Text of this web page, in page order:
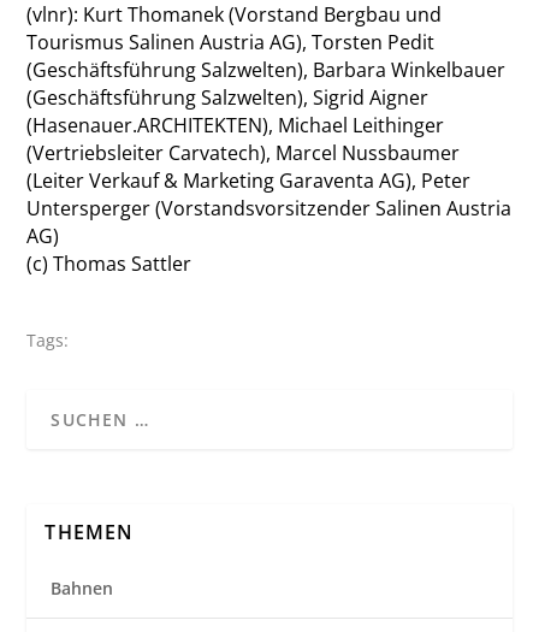
(vlnr): Kurt Thomanek (Vorstand Bergbau und
Tourismus Salinen Austria AG), Torsten Pedit
(Geschäftsführung Salzwelten), Barbara Winkelbauer
(Geschäftsführung Salzwelten), Sigrid Aigner
(Hasenauer.ARCHITEKTEN), Michael Leithinger
(Vertriebsleiter Carvatech), Marcel Nussbaumer
(Leiter Verkauf & Marketing Garaventa AG), Peter
Untersperger (Vorstandsvorsitzender Salinen Austria
AG)
(c) Thomas Sattler
Tags:
THEMEN
Bahnen